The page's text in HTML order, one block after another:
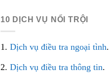
10 DỊCH VỤ NỔI TRỘI
1. Dịch vụ điều tra ngoại tình.
2. Dịch vụ điều tra thông tin.